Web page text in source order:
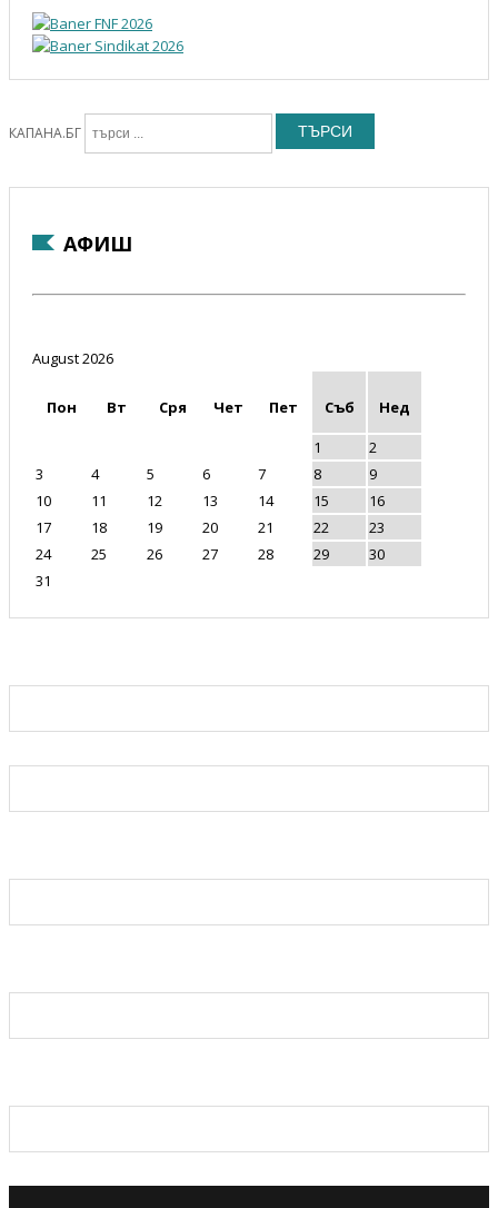
КАПАНА.БГ ТЪРСИ
АФИШ
August 2026
Пон Вт Сря Чет Пет Съб
Нед
1
2
3
4 5 6 7 8
9
10
11 12 13 14 15
16
17
18 19 20 21 22
23
24
25 26 27 28 29
30
31